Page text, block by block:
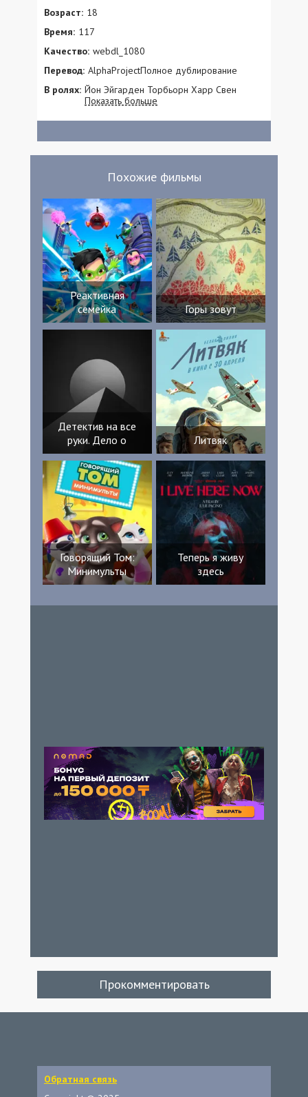
Возраст: 18
Время: 117
Качество: webdl_1080
Перевод: AlphaProjectПолное дублирование
В ролях: Йон Эйгарден Торбьорн Харр Свен
Нордин Ларс Берге Анатоль Таубман Ида
Сандер Терье Стрёмдаль Бьорнар Бруун
Нордви Nanna Lundevall Одун Сандем
Кевин Гиске Ава Ватне Elias Rudsar
Показать больше
Похожие фильмы
Реактивная
семейка
Горы зовут
Детектив на все
руки. Дело о
Литвяк
Говорящий Том:
Минимульты
Теперь я живу
здесь
Прокомментировать
Обратная связь